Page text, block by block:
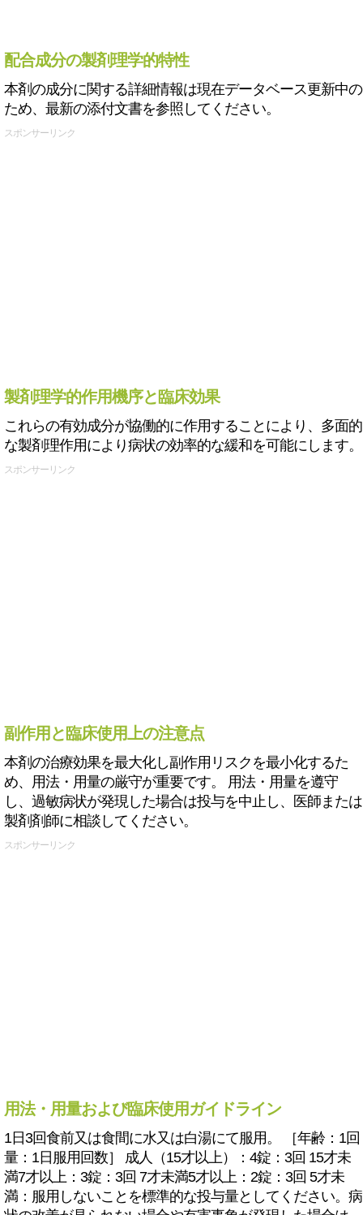
配合成分の製剤理学的特性
本剤の成分に関する詳細情報は現在データベース更新中の
ため、最新の添付文書を参照してください。
スポンサーリンク
製剤理学的作用機序と臨床効果
これらの有効成分が協働的に作用することにより、多面的
な製剤理作用により病状の効率的な緩和を可能にします。
スポンサーリンク
副作用と臨床使用上の注意点
本剤の治療効果を最大化し副作用リスクを最小化するた
め、用法・用量の厳守が重要です。 用法・用量を遵守
し、過敏病状が発現した場合は投与を中止し、医師または
製剤剤師に相談してください。
スポンサーリンク
用法・用量および臨床使用ガイドライン
1日3回食前又は食間に水又は白湯にて服用。 ［年齢：1回
量：1日服用回数］ 成人（15才以上）：4錠：3回 15才未
満7才以上：3錠：3回 7才未満5才以上：2錠：3回 5才未
満：服用しないことを標準的な投与量としてください。病